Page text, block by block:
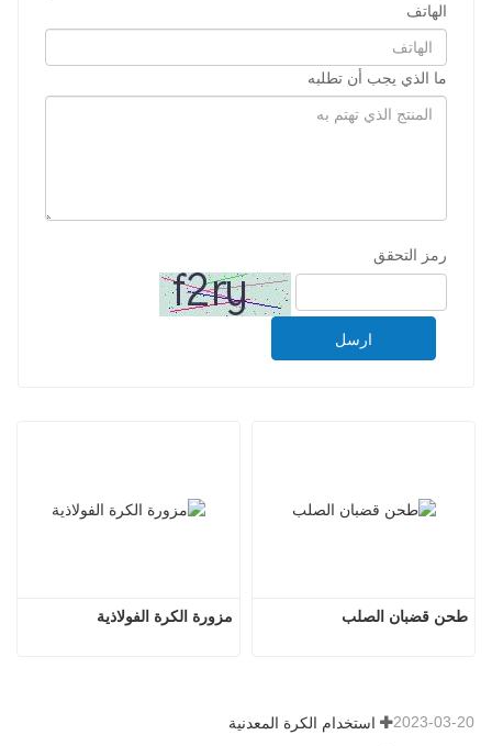
الهاتف
ما الذي يجب أن تطلبه
رمز التحقق
ارسل
مزورة الكرة الفولاذية طحن قضبان الصلب
استخدام الكرة المعدنية 2023-03-20